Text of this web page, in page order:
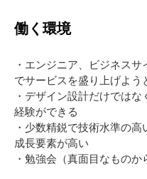
働く環境
・エンジニア、ビジネス
でサービスを盛り上げよう
・デザイン設計だけでは
経験ができる
・少数精鋭で技術水準の
成長要素が高い
・勉強会（真面目なもの